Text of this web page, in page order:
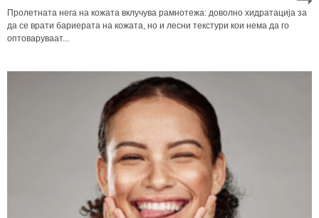
Пролетната нега на кожата вклучува рамнотежа: доволно хидратација за
да се врати бариерата на кожата, но и лесни текстури кои нема да го
оптоваруваат...